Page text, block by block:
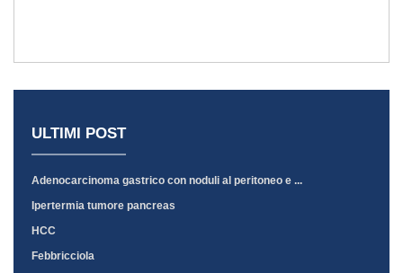
ULTIMI POST
Adenocarcinoma gastrico con noduli al peritoneo e ...
Ipertermia tumore pancreas
HCC
Febbricciola